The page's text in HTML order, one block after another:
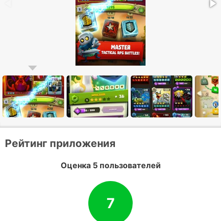
Рейтинг приложения
Оценка 5 пользователей
7